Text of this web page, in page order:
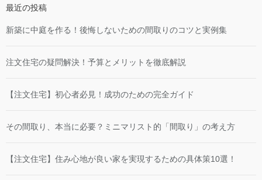
最近の投稿
新築に中庭を作る！後悔しないための間取りのコツと実例集
注文住宅の疑問解決！予算とメリットを徹底解説
【注文住宅】初心者必見！成功のための完全ガイド
その間取り、本当に必要？ミニマリスト的「間取り」の考え方
【注文住宅】住み心地が良い家を実現するための具体策10選！